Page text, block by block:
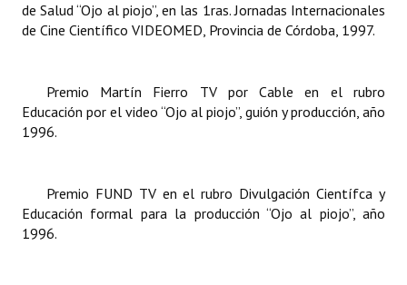
Periodistas Decanos - Registro
Banca del Vecino - Registro
Antiguos Pobladores - Registro
Reconocimientos - Registro
de Salud “Ojo al piojo”, en las 1ras. Jornadas Internacionales
de Cine Científico VIDEOMED, Provincia de Córdoba, 1997.
Premio Martín Fierro TV por Cable en el rubro
Educación por el video “Ojo al piojo”, guión y producción, año
1996.
Premio FUND TV en el rubro Divulgación Científca y
Educación formal para la producción “Ojo al piojo”, año
1996.